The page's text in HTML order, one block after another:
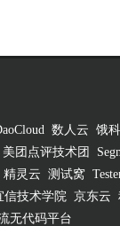
数人云 饿
美团点评技术团
精灵云 测试窝
信技术学院 京东云
无代码平台